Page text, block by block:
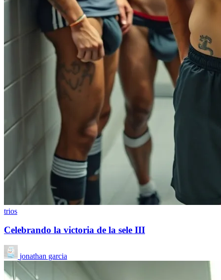
trios
Celebrando la victoria de la sele III
jonathan garcia